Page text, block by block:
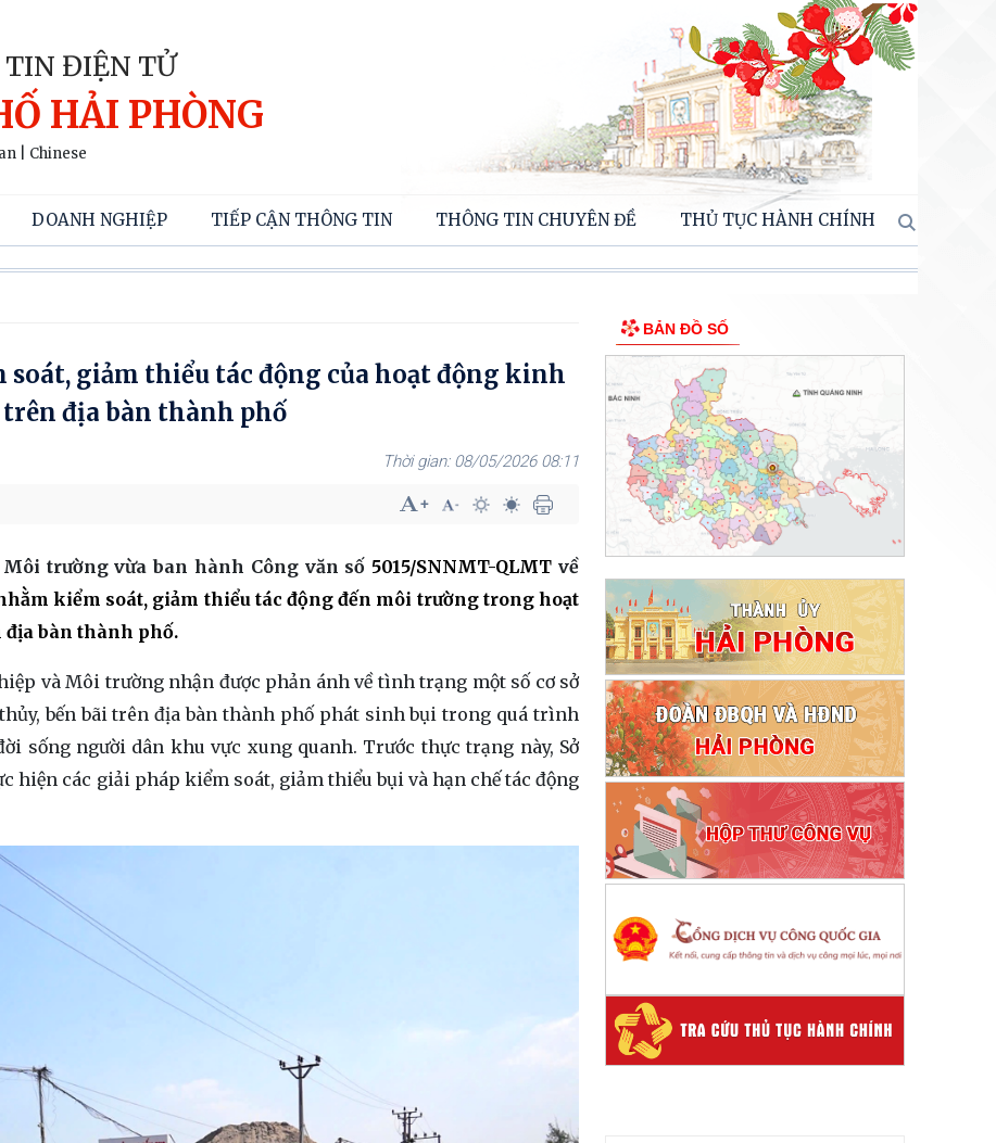
TIN ĐIỆN TỬ
HẢI PHÒNG
Chinese
DOANH NGHIỆP TIẾP CẬN THÔNG TIN THÔNG TIN CHUYÊN ĐỀ THỦ TỤC HÀNH CHÍNH
soát, giảm thiểu tác động của hoạt động kinh
địa bàn thành phố
08/05/2026 08:11
trường vừa ban hành Công văn số 5015/SNNMT-QLMT về
kiểm soát, giảm thiểu tác động đến môi trường trong hoạt
bàn thành phố.
và Môi trường nhận được phản ánh về tình trạng một số cơ sở
bến bãi trên địa bàn thành phố phát sinh bụi trong quá trình
sống người dân khu vực xung quanh. Trước thực trạng này, Sở
hiện các giải pháp kiểm soát, giảm thiểu bụi và hạn chế tác động
BẢN ĐỒ SỐ